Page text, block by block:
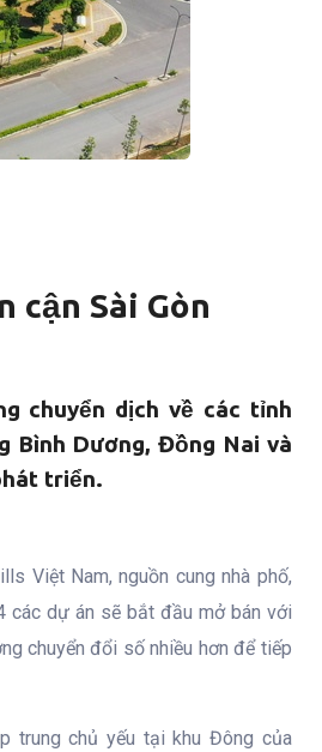
Sài Gòn
chuyển dịch về các tỉnh
Bình Dương, Đồng Nai và
triển.
Việt Nam, nguồn cung nhà phố,
các dự án sẽ bắt đầu mở bán với
chuyển đổi số nhiều hơn để tiếp
trung chủ yếu tại khu Đông của